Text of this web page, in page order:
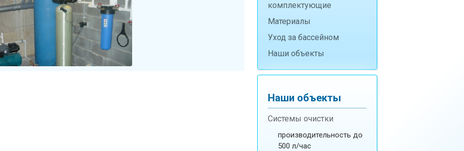
комплектующие
Материалы
Уход за бассейном
Наши объекты
Наши объекты
Системы очистки
производительность до
500 л/час